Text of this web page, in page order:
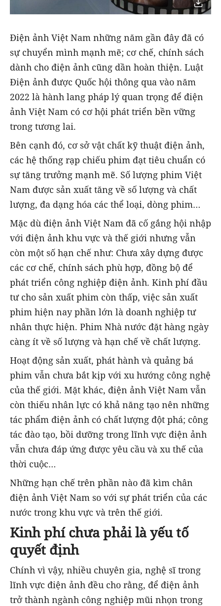
Điện ảnh Việt Nam những năm gần đây đã có
sự chuyển mình mạnh mẽ; cơ chế, chính sách
dành cho điện ảnh cũng dần hoàn thiện. Luật
Điện ảnh được Quốc hội thông qua vào năm
2022 là hành lang pháp lý quan trọng để điện
ảnh Việt Nam có cơ hội phát triển bền vững
trong tương lai.
Bên cạnh đó, cơ sở vật chất kỹ thuật điện ảnh,
các hệ thống rạp chiếu phim đạt tiêu chuẩn có
sự tăng trưởng mạnh mẽ. Số lượng phim Việt
Nam được sản xuất tăng về số lượng và chất
lượng, đa dạng hóa các thể loại, dòng phim…
Mặc dù điện ảnh Việt Nam đã cố gắng hội nhập
với điện ảnh khu vực và thế giới nhưng vẫn
còn một số hạn chế như: Chưa xây dựng được
các cơ chế, chính sách phù hợp, đồng bộ để
phát triển công nghiệp điện ảnh. Kinh phí đầu
tư cho sản xuất phim còn thấp, việc sản xuất
phim hiện nay phần lớn là doanh nghiệp tư
nhân thực hiện. Phim Nhà nước đặt hàng ngày
càng ít về số lượng và hạn chế về chất lượng.
Hoạt động sản xuất, phát hành và quảng bá
phim vẫn chưa bắt kịp với xu hướng công nghệ
của thế giới. Mặt khác, điện ảnh Việt Nam vẫn
còn thiếu nhân lực có khả năng tạo nên những
tác phẩm điện ảnh có chất lượng đột phá; công
tác đào tạo, bồi dưỡng trong lĩnh vực điện ảnh
vẫn chưa đáp ứng được yêu cầu và xu thế của
thời cuộc…
Những hạn chế trên phần nào đã kìm chân
điện ảnh Việt Nam so với sự phát triển của các
nước trong khu vực và trên thế giới.
Kinh phí chưa phải là yếu tố
quyết định
Chính vì vậy, nhiều chuyên gia, nghệ sĩ trong
lĩnh vực điện ảnh đều cho rằng, để điện ảnh
trở thành ngành công nghiệp mũi nhọn trong